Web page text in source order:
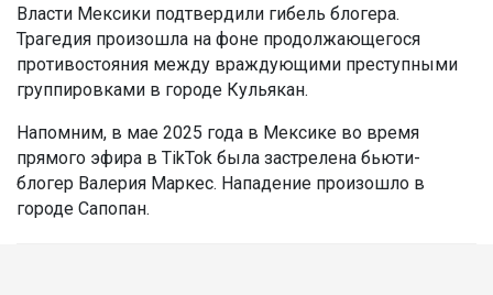
Власти Мексики подтвердили гибель блогера.
Трагедия произошла на фоне продолжающегося
противостояния между враждующими преступными
группировками в городе Кульякан.
Напомним, в мае 2025 года в Мексике во время
прямого эфира в TikTok была застрелена бьюти-
блогер Валерия Маркес. Нападение произошло в
городе Сапопан.